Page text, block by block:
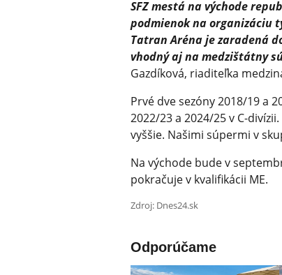
SFZ mestá na východe
podmienok na organizáciu
Tatran Aréna je zaradená
vhodný aj na medzištátny
Gazdíková, riaditeľka
Prvé dve sezóny 2018/19 a
2022/23 a 2024/25 v C-
vyššie. Našimi súpermi v
Na východe bude v
pokračuje v kvalifikácii ME.
Zdroj: Dnes24.sk
Odporúčame